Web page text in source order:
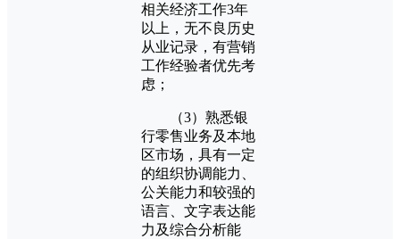
相关经济工作3年
以上，无不良历史
从业记录，有营销
工作经验者优先考
虑；
（3）熟悉银
行零售业务及本地
区市场，具有一定
的组织协调能力、
公关能力和较强的
语言、文字表达能
力及综合分析能